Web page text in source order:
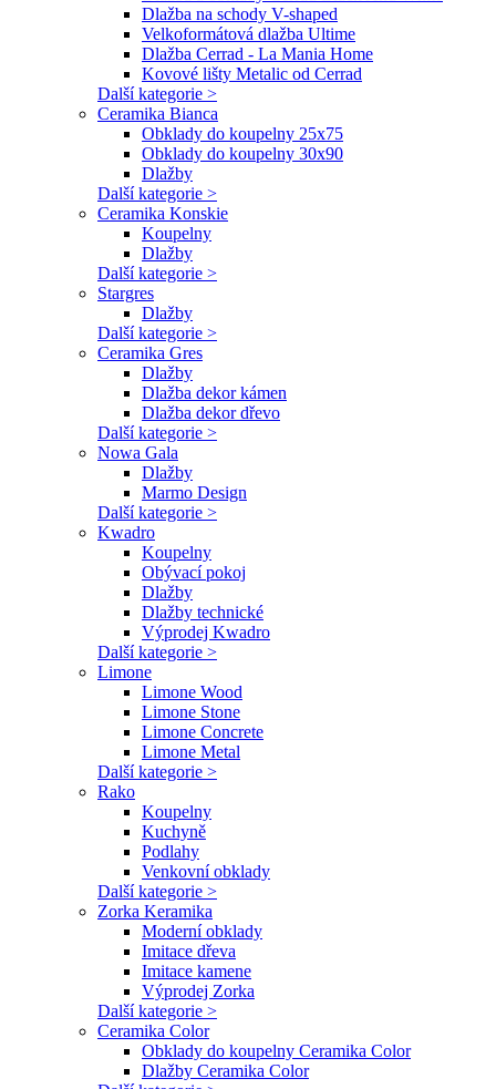
Dlažba na schody V-shaped
Velkoformátová dlažba Ultime
Dlažba Cerrad - La Mania Home
Kovové lišty Metalic od Cerrad
Další kategorie >
Ceramika Bianca
Obklady do koupelny 25x75
Obklady do koupelny 30x90
Dlažby
Další kategorie >
Ceramika Konskie
Koupelny
Dlažby
Další kategorie >
Stargres
Dlažby
Další kategorie >
Ceramika Gres
Dlažby
Dlažba dekor kámen
Dlažba dekor dřevo
Další kategorie >
Nowa Gala
Dlažby
Marmo Design
Další kategorie >
Kwadro
Koupelny
Obývací pokoj
Dlažby
Dlažby technické
Výprodej Kwadro
Další kategorie >
Limone
Limone Wood
Limone Stone
Limone Concrete
Limone Metal
Další kategorie >
Rako
Koupelny
Kuchyně
Podlahy
Venkovní obklady
Další kategorie >
Zorka Keramika
Moderní obklady
Imitace dřeva
Imitace kamene
Výprodej Zorka
Další kategorie >
Ceramika Color
Obklady do koupelny Ceramika Color
Dlažby Ceramika Color